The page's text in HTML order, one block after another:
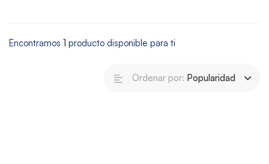
Encontramos 1 producto disponible para ti
Ordenar por: Popularidad